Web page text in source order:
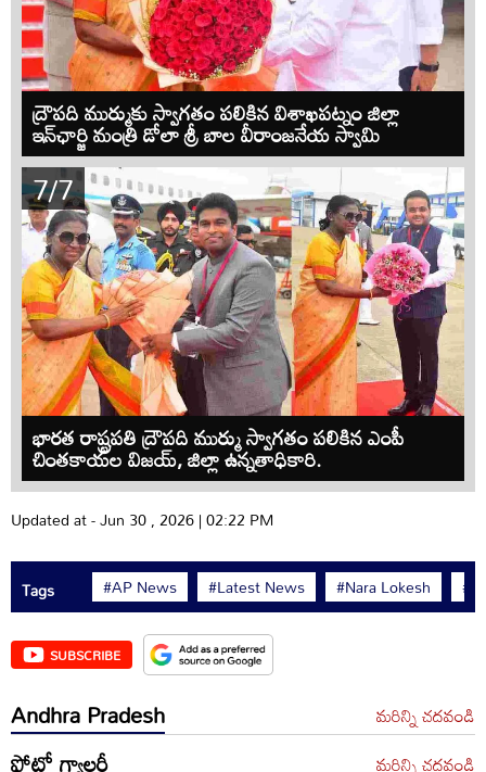
ద్రౌపది ముర్ముకు స్వాగతం పలికిన విశాఖపట్నం జిల్లా
ఇన్‌ఛార్జి మంత్రి డోలా శ్రీ బాల వీరాంజనేయ స్వామి
7/7
భారత రాష్ట్రపతి ద్రౌపది ముర్ము స్వాగతం పలికిన ఎంపీ
చింతకాయల విజయ్, జిల్లా ఉన్నతాధికారి.
Updated at - Jun 30 , 2026 | 02:22 PM
Tags #AP News #Latest News #Nara Lokesh
SUBSCRIBE
Andhra Pradesh మరిన్ని చదవండి
మరిన్ని చదవండి